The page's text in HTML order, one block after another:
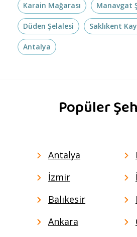
Karain Mağarası Manavgat
Düden Şelalesi Saklıkent
Antalya
Popüler
Antalya
İzmir
Balıkesir
Ankara